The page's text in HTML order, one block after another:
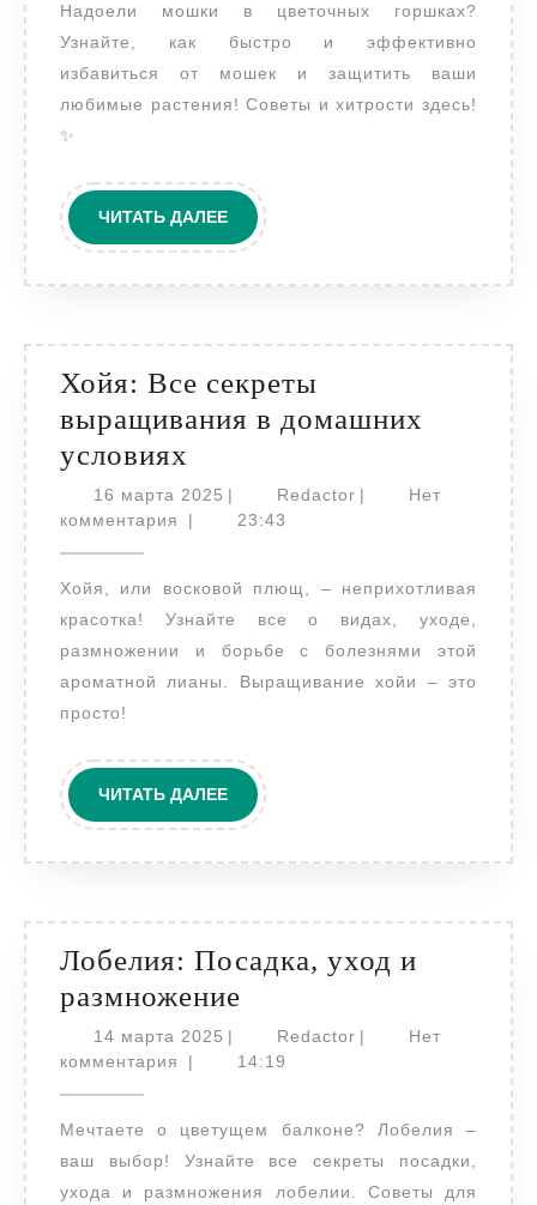
в
комнатных
цветах:
Надоели мошки в цветочных горшках?
Узнайте, как быстро и эффективно
избавиться от мошек и защитить ваши
любимые растения! Советы и хитрости здесь!
✨
ЧИТАТЬ ДАЛЕЕЧИТАТЬ
ДАЛЕЕ
Хойя: Все секреты
выращивания в домашних
условиях
Все
секреты
в
домашних
условиях
16 марта 2025 16
марта
| RedactorRedactor
|
Нет
комментария
| 23:43
Хойя, или восковой плющ, – неприхотливая
красотка! Узнайте все о видах, уходе,
размножении и борьбе с болезнями этой
ароматной лианы. Выращивание хойи – это
просто!
ЧИТАТЬ ДАЛЕЕЧИТАТЬ
ДАЛЕЕ
Лобелия: Посадка, уход и
размножение
Посадка,
уход
размножение
14 марта 2025 14
марта
| RedactorRedactor
|
Нет
комментария
| 14:19
Мечтаете о цветущем балконе? Лобелия –
ваш выбор! Узнайте все секреты посадки,
ухода и размножения лобелии. Советы для